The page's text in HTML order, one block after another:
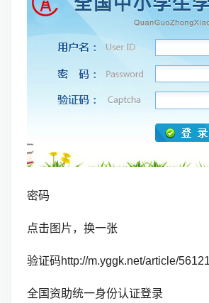
密码
点击图片，换一张
验证码http://m.yggk.net/article/
全国资助统一身份认证登录